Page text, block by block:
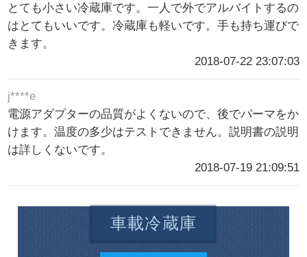
とても小さい冷蔵庫です。一人で外でアルバイトするの
はとてもいいです。冷蔵庫も軽いです。手も持ち運びで
きます。
2018-07-22 23:07:03
j****e
電源アダプターの品質がよくないので、後でパーマをか
けます。温度の多少はテストできません。説明書の説明
は詳しくないです。
2018-07-19 21:09:51
車載冷蔵庫